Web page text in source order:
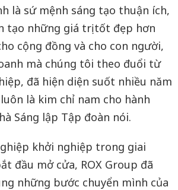
là sứ mệnh sáng tạo thuận ích,
tạo những giá trị tốt đẹp hơn
cộng đồng và cho con người,
mà chúng tôi theo đuổi từ
đã hiện diện suốt nhiều năm
là kim chỉ nam cho hành
Sáng lập Tập đoàn nói.
khởi nghiệp trong giai
đầu mở cửa, ROX Group đã
những bước chuyển mình của